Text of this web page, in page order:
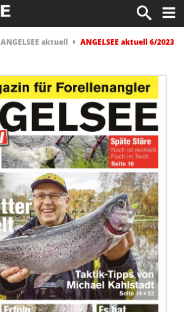
ANGELSEE aktuell ANGELSEE aktuell 6/2023